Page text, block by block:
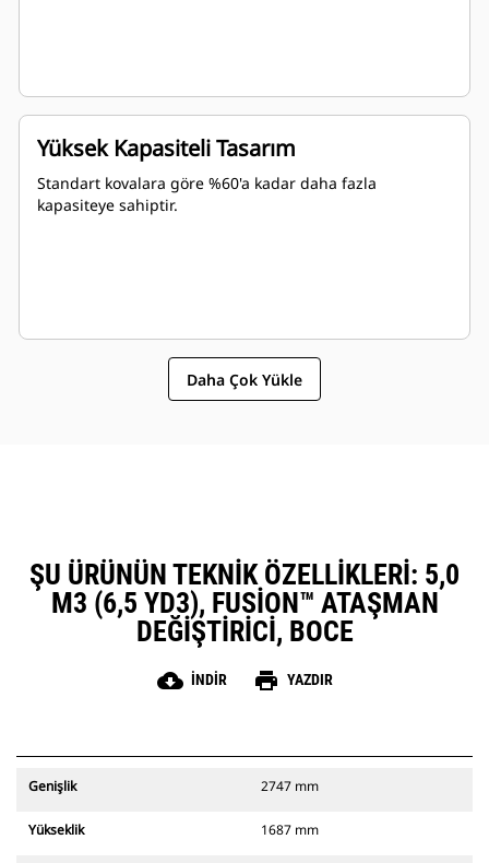
Yüksek Kapasiteli Tasarım
Standart kovalara göre %60'a kadar daha fazla
kapasiteye sahiptir.
Daha Çok Yükle
ŞU ÜRÜNÜN TEKNIK ÖZELLIKLERI: 5,0
M3 (6,5 YD3), FUSION™ ATAŞMAN
DEĞIŞTIRICI, BOCE
cloud_download İNDIR print YAZDIR
Genişlik 2747 mm
Yükseklik 1687 mm